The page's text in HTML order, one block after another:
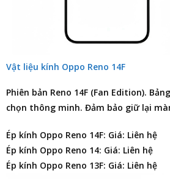
Vật liệu kính Oppo Reno 14F
Phiên bản Reno 14F (Fan Edition).
chọn thông minh. Đảm bảo giữ lại
Ép kính Oppo Reno 14F: Giá: Liên hệ
Ép kính Oppo Reno 14: Giá: Liên hệ
Ép kính Oppo Reno 13F: Giá: Liên hệ